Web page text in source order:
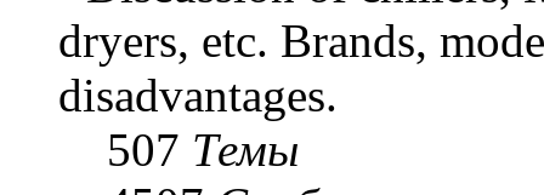
dryers, etc. Brands,
disadvantages.
507 Темы